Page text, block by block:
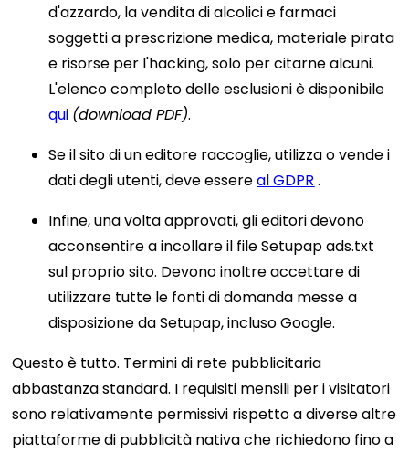
d'azzardo, la vendita di alcolici e farmaci
soggetti a prescrizione medica, materiale pirata
e risorse per l'hacking, solo per citarne alcuni.
L'elenco completo delle esclusioni è disponibile
qui (download PDF).
Se il sito di un editore raccoglie, utilizza o vende i
dati degli utenti, deve essereal GDPR .
Infine, una volta approvati, gli editori devono
acconsentire a incollare il file Setupap ads.txt
sul proprio sito. Devono inoltre accettare di
utilizzare tutte le fonti di domanda messe a
disposizione da Setupap, incluso Google.
Questo è tutto. Termini di rete pubblicitaria
abbastanza standard. I requisiti mensili per i visitatori
sono relativamente permissivi rispetto a diverse altre
piattaforme di pubblicità nativa che richiedono fino a